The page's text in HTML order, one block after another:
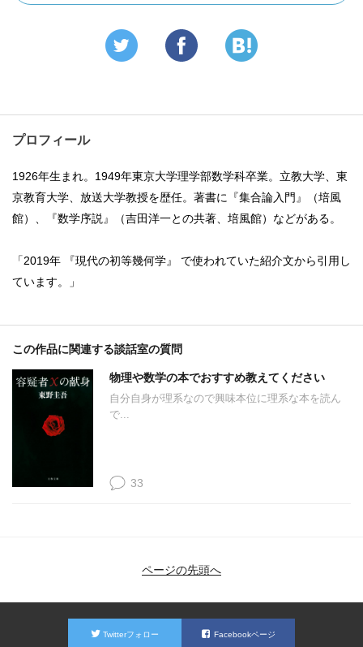
プロフィール
1926年生まれ。1949年東京大学理学部数学科卒業。立教大学、東
京教育大学、放送大学教授を歴任。著書に『集合論入門』（培風
館）、『数学序説』（吉田洋一との共著、培風館）などがある。
「2019年 『現代の初等幾何学』 で使われていた紹介文から引用し
ています。」
この作品に関連する談話室の質問
物理や数学の本でおすすめ教えてください
自分自身が理系なので興味本位に理系な本を読ん
で...
33
ページの先頭へ
Twitterフォロー Facebookページ